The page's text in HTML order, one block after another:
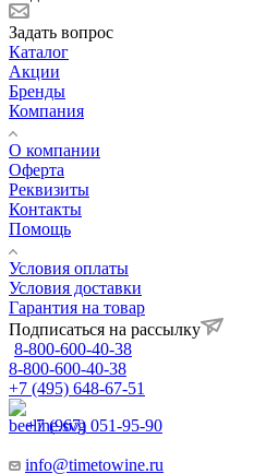
Задать вопрос
Каталог
Акции
Бренды
Компания
О компании
Оферта
Реквизиты
Контакты
Помощь
Условия оплаты
Условия доставки
Гарантия на товар
Подписаться на рассылку
8-800-600-40-38
8-800-600-40-38
+7 (495) 648-67-51
+7 (967) 051-95-90
info@timetowine.ru